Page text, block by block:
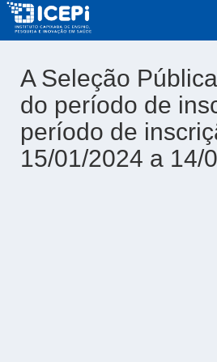
A Seleção
do período de
período de
15/01/2024 a 14/